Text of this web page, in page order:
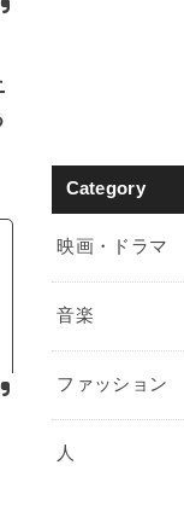
Category
映画・ドラマ
音楽
ファッション
人